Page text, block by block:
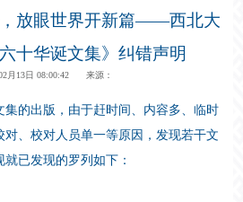
，放眼世界开新篇——西北大
十华诞文集》纠错声明
月13日 08:00:42 来源：
集的出版，由于赶时间、内容多、临时
、校对人员单一等原因，发现若干文
已发现的罗列如下：